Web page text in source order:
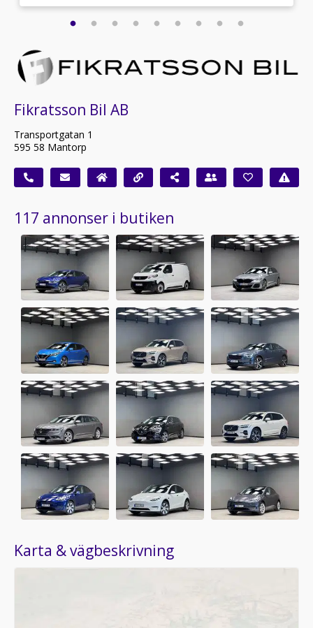
Fikratsson Bil AB
Transportgatan 1
595 58 Mantorp
117 annonser i butiken
Karta & vägbeskrivning